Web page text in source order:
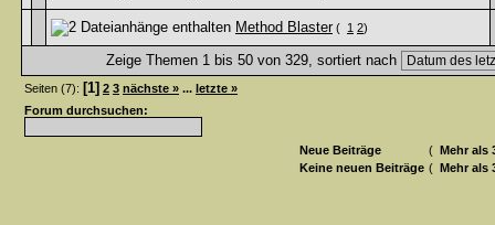
Method Blaster ( 1 2)
Zeige Themen 1 bis 50 von 329, sortiert nach
Seiten (7): [1] 2 3 nächste » ... letzte »
Forum durchsuchen:
Neue Beiträge ( Mehr als
Keine neuen Beiträge ( Mehr als